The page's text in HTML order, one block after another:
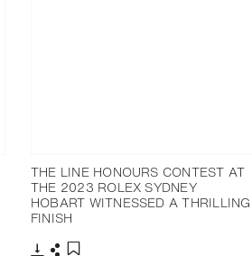
THE LINE HONOURS CONTEST AT
THE 2023 ROLEX SYDNEY
HOBART WITNESSED A THRILLING
FINISH